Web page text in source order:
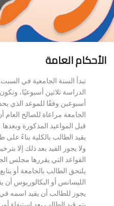
الأحكام العامة
تبدأ السنة الجامعية في
الدراسة ثلاثين أسبوعيًا،
أسبوعين وفقًا للموعد الذي
الجامعة مراعاة للصالح العام
قبل المواعيد المذكورة وبعدها.
يقيد الطالب بالكلية بناءً
ولا يجوز القيد بعد ذلك إلا
القواعد التي يقررها مجلس
يلتحق الطالب بالجامعة أو
الليسانس أو البكالوريوس أن
يجوز للطالب أن يقيد اسمه
يتم قيد الطالب بعد استيفاء